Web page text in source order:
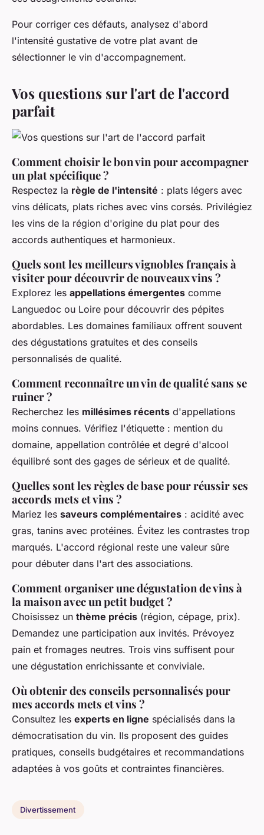
Pour corriger ces défauts, analysez d'abord
l'intensité gustative de votre plat avant de
sélectionner le vin d'accompagnement.
Vos questions sur l'art de l'accord
parfait
Comment choisir le bon vin pour accompagner
un plat spécifique ?
Respectez la règle de l'intensité : plats légers avec
vins délicats, plats riches avec vins corsés. Privilégiez
les vins de la région d'origine du plat pour des
accords authentiques et harmonieux.
Quels sont les meilleurs vignobles français à
visiter pour découvrir de nouveaux vins ?
Explorez les appellations émergentes comme
Languedoc ou Loire pour découvrir des pépites
abordables. Les domaines familiaux offrent souvent
des dégustations gratuites et des conseils
personnalisés de qualité.
Comment reconnaître un vin de qualité sans se
ruiner ?
Recherchez les millésimes récents d'appellations
moins connues. Vérifiez l'étiquette : mention du
domaine, appellation contrôlée et degré d'alcool
équilibré sont des gages de sérieux et de qualité.
Quelles sont les règles de base pour réussir ses
accords mets et vins ?
Mariez les saveurs complémentaires : acidité avec
gras, tanins avec protéines. Évitez les contrastes trop
marqués. L'accord régional reste une valeur sûre
pour débuter dans l'art des associations.
Comment organiser une dégustation de vins à
la maison avec un petit budget ?
Choisissez un thème précis (région, cépage, prix).
Demandez une participation aux invités. Prévoyez
pain et fromages neutres. Trois vins suffisent pour
une dégustation enrichissante et conviviale.
Où obtenir des conseils personnalisés pour
mes accords mets et vins ?
Consultez les experts en ligne spécialisés dans la
démocratisation du vin. Ils proposent des guides
pratiques, conseils budgétaires et recommandations
adaptées à vos goûts et contraintes financières.
Divertissement